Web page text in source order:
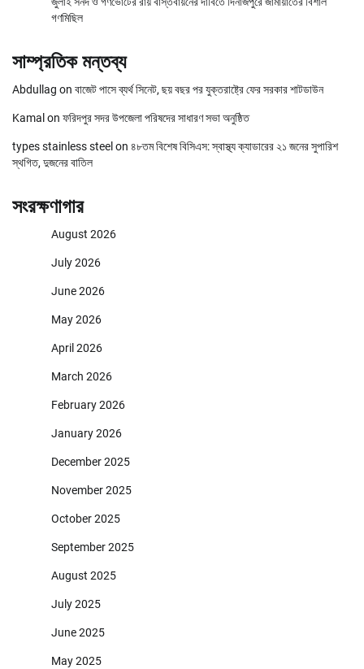
গণমিছিল
সাম্প্রতিক মন্তব্য
Abdullag on বাজেট পাসে ব্যর্থ সিনেট, ছয় বছর পর যুক্তরাষ্ট্রে ফের সরকার শাটডাউন
Kamal on ফরিদপুর সদর উপজেলা পরিষদের সাধারণ সভা অনুষ্ঠিত
types stainless steel on ৪৮তম বিশেষ বিসিএস: স্বাস্থ্য ক্যাডারের ২১ জনের সুপারিশ
স্থগিত, দুজনের বাতিল
সংরক্ষণাগার
August 2026
July 2026
June 2026
May 2026
April 2026
March 2026
February 2026
January 2026
December 2025
November 2025
October 2025
September 2025
August 2025
July 2025
June 2025
May 2025